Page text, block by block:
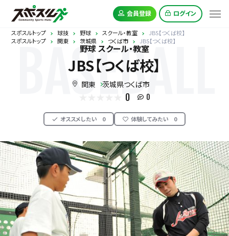
会員登録 ログイン
スポスルトップ 球技 野球 スクール・教室
JBS【つくば校】
スポスルトップ
関東 茨城県 つくば市 JBS【つくば校】
BASEBALL
野球 スクール・教室
JBS【つくば校】
関東 茨城県つくば市
0 0
オススメしたい 0 体験してみたい 0